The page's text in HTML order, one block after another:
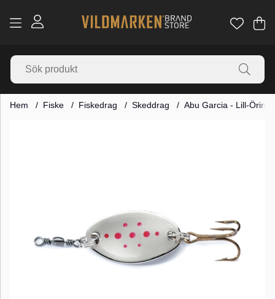
.
Hem Fiske Fiskedrag Skeddrag Abu Garcia - Lill-